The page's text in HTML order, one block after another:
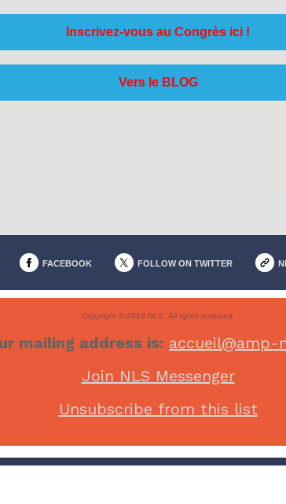
Inscrivez-vous au Congrès ici !
Vers le BLOG
FACEBOOK FOLLOW ON TWITTER
Copyright © 2018 NLS. All rights reserved.
mailing address is: accueil@amp-
Join NLS Messenger
Unsubscribe from this list